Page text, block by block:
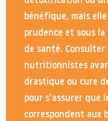
bénéfique, mais
prudence et sous
de santé. Consulter
nutritionnistes
drastique ou cure
pour s’assurer que
correspondent aux